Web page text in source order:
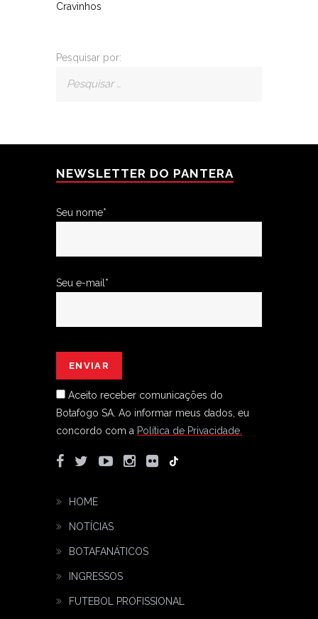
Cravinhos
Pesquisar por:
NEWSLETTER DO PANTERA
Seu nome*
Seu e-mail*
Aceito receber comunicações do
Botafogo SA. Ao informar meus dados, eu
concordo com a Política de Privacidade.
HOME
NOTÍCIAS
BOTAFANÁTICOS
INGRESSOS
FUTEBOL PROFISSIONAL